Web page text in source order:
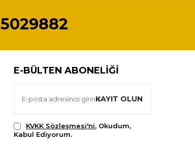
E-BÜLTEN ABONELIĞI
KAYIT OLUN
KVKK Sözleşmesi'ni, Okudum,
Kabul Ediyorum.